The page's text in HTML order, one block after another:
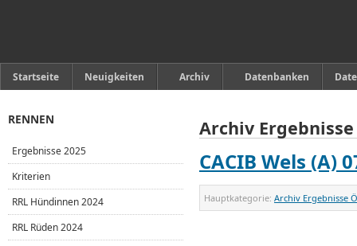
Startseite Neuigkeiten Archiv Datenbanken
Archiv
CACIB Wels (A)
Hauptkategorie: Archiv Ergebnisse
RENNEN
Ergebnisse 2025
Kriterien
RRL Hündinnen 2024
RRL Rüden 2024